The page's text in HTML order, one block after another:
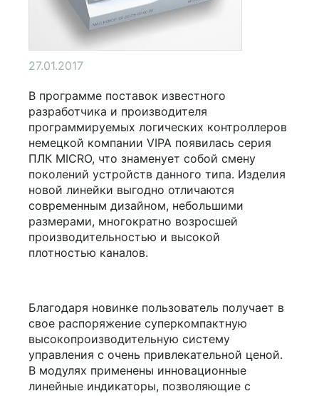
27.01.2017
В программе поставок известного
разработчика и производителя
программируемых логических контроллеров
немецкой компании VIPA появилась серия
ПЛК MICRO, что знаменует собой смену
поколений устройств данного типа. Изделия
новой линейки выгодно отличаются
современным дизайном, небольшими
размерами, многократно возросшей
производительностью и высокой
плотностью каналов.
Благодаря новинке пользователь получает в
свое распоряжение суперкомпактную
высокопроизводительную систему
управления с очень привлекательной ценой.
В модулях применены инновационные
линейные индикаторы, позволяющие с